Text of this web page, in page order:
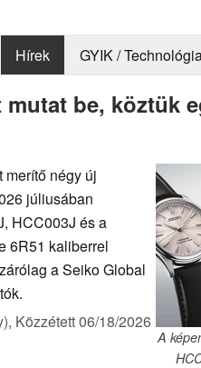
Hírek
GYIK /
mutat be, köztük
A
négy új
júliusában
HCC003J és a
6R51 kaliberrel
a Seiko Global
Közzétett06/18/2026